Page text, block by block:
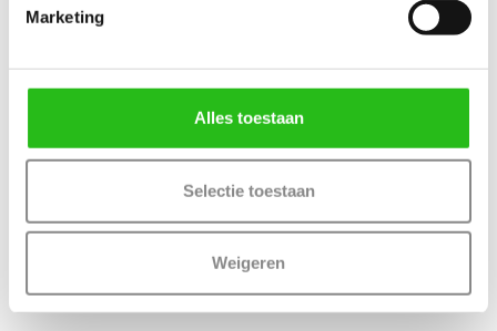
Marketing
Alles toestaan
Selectie toestaan
Weigeren
schilderwerkzaamheden.
deurstoppers.
Toe te zien op een juiste montage en correct gebruik van het
Dit deurbeslag is voorzien van een mat zwarte coating. Voor het
onderhoud adviseren wij het product regelmatig af te nemen met
een zachte, eventueel vochtige doek. Afhankelijk van de situatie
aanbrengen van een dun laagje blanke was of zuurvrije vaseline
neemt dit effect grotendeels weg. Op dit product zit 10 jaar
functionaliteitsgarantie. Dat betekent dat je garantie hebt op de
bewegende onderdelen van het product.